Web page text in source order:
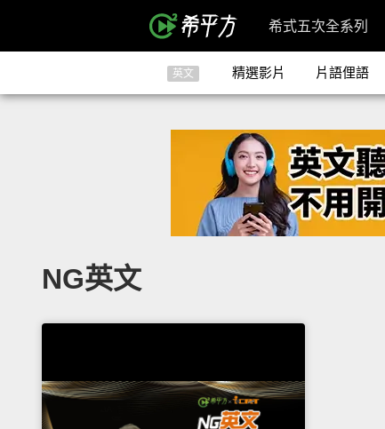
希式五次全系列
英文 精選影片 片語俚語
NG英文